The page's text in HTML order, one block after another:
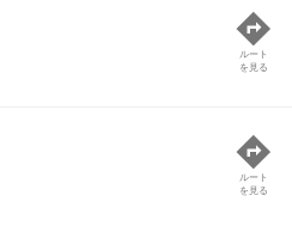
ルート
を見る
ルート
を見る